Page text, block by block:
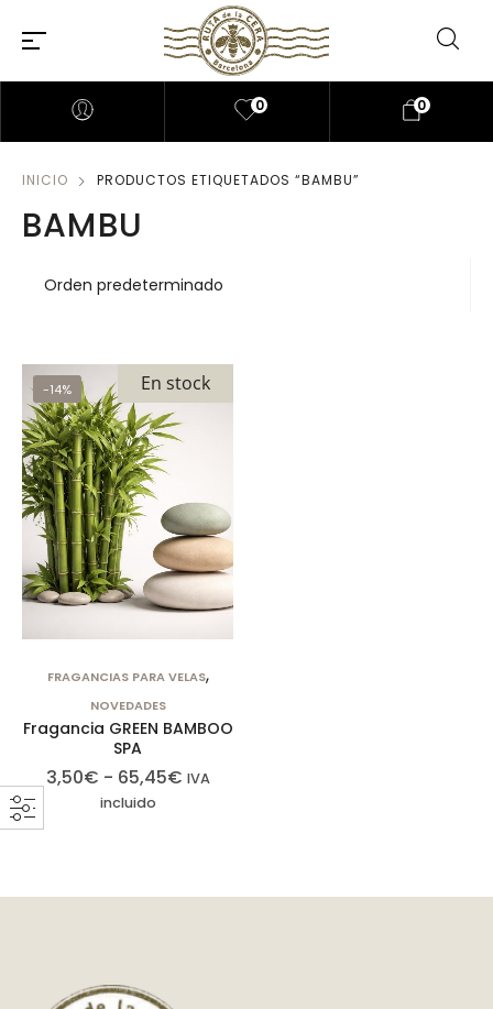
0 0
INICIO PRODUCTOS ETIQUETADOS “BAMBU”
BAMBU
-14% En stock
FRAGANCIAS PARA VELAS,
NOVEDADES
Fragancia GREEN BAMBOO
SPA
3,50€ - 65,45€ IVA
incluido